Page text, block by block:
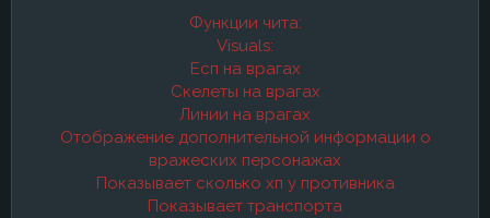
Функции чита:
Visuals:
Есп на врагах
Скелеты на врагах
Линии на врагах
Отображение дополнительной информации о
вражеских персонажах
Показывает сколько хп у противника
Показывает транспорта